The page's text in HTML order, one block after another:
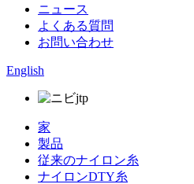
ニュース
よくある質問
お問い合わせ
English
家
製品
従来のナイロン糸
ナイロンDTY糸